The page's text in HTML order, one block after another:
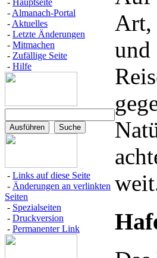
- Hauptseite
- Almanach-Portal
- Aktuelles
- Letzte Änderungen
- Mitmachen
- Zufällige Seite
- Hilfe
- Links auf diese Seite
- Änderungen an verlinkten
Seiten
- Spezialseiten
- Druckversion
- Permanenter Link
Art,
und